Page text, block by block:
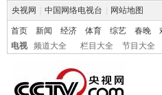
央视网 中国网络电视台 网站地图
首页 新闻 经济 体育 综艺 春晚
电视
频道大全 栏目大全 节目大全